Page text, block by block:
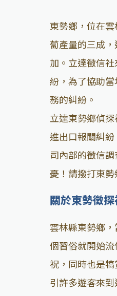
東勢鄉，位在
蔔產量的三成
加。立達徵信
紛，為了協助
務的糾紛。
立達東勢鄉偵
進出口報關糾
司內部的徵信
憂！請撥打東
關於東勢徵探
雲林縣東勢鄉
個習俗就開始
祝，同時也是
引許多遊客來